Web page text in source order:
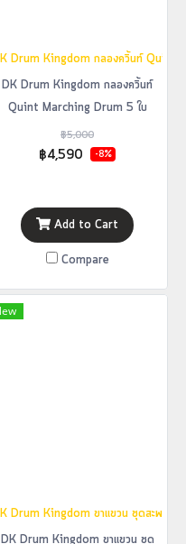
บ พร้อมหูจับ ขนาด 14 นิ้ว
Drum Kingdom กลองควิ้นท์ Quint
DK Drum Kingdom กลองควิ้นท์
Quint Marching Drum 5 ใบ
฿5,000
฿4,590 -8%
Add to Cart
Compare
ลองสแนร์ กลองเดินแถว รุ่น MS1
Drum Kingdom ขาแขวน ชุดสะพายไ
DK Drum Kingdom ขาแขวน ชุด